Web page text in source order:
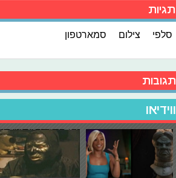
תגיות
סלפי צילום סמארטפון
תגובות
ווידיאו